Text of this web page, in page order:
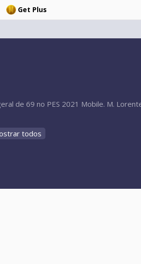
Get Plus
de 69 no PES 2021 Mobile. M.
todos